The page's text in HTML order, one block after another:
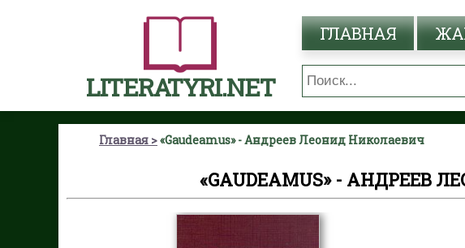
LITERATYRI.NET
ГЛАВНАЯ
Главная «Gaudeamus» - Андреев Леонид Николаевич
«GAUDEAMUS» - АНДРЕЕВ